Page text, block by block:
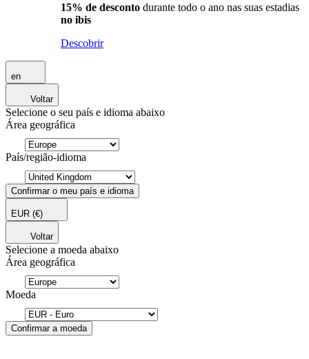
15% de desconto durante todo o ano nas suas estadias
no ibis
Descobrir
en
Voltar
Selecione o seu país e idioma abaixo
Área geográfica
País/região-idioma
Confirmar o meu país e idioma
EUR (€)
Voltar
Selecione a moeda abaixo
Área geográfica
Moeda
Confirmar a moeda